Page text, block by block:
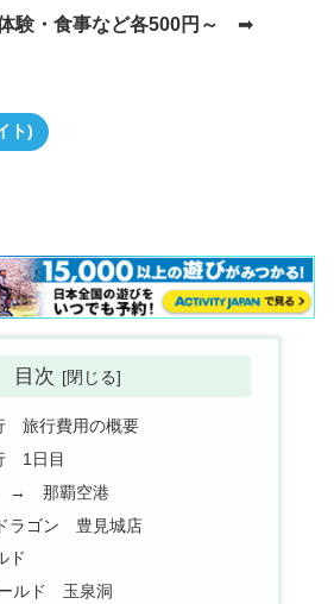
験・食事など各500円～ ➡
ト)
目次
旅行費用の概要
1日目
→ 那覇空港
ラゴン 豊見城店
ド
ルド 玉泉洞